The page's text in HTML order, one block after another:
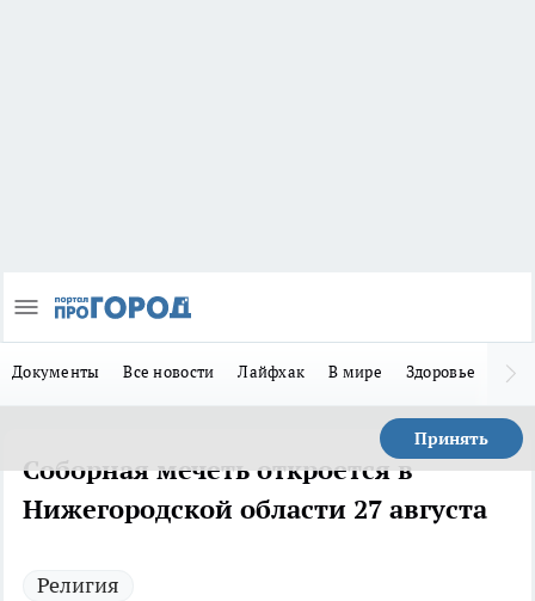
Документы Все новости Лайфхак В мире Здоровье
Принять
Соборная мечеть откроется в
Нижегородской области 27 августа
Религия